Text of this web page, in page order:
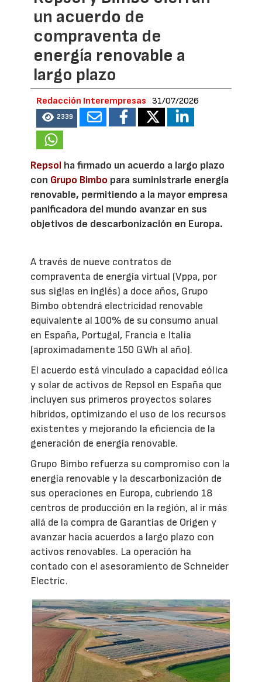
un acuerdo de
compraventa de
energía renovable a
largo plazo
Redacción Interempresas 31/07/2026
2339
Repsol ha firmado un acuerdo a largo plazo
con Grupo Bimbo para suministrarle energía
renovable, permitiendo a la mayor empresa
panificadora del mundo avanzar en sus
objetivos de descarbonización en Europa.
A través de nueve contratos de
compraventa de energía virtual (Vppa, por
sus siglas en inglés) a doce años, Grupo
Bimbo obtendrá electricidad renovable
equivalente al 100% de su consumo anual
en España, Portugal, Francia e Italia
(aproximadamente 150 GWh al año).
El acuerdo está vinculado a capacidad eólica
y solar de activos de Repsol en España que
incluyen sus primeros proyectos solares
híbridos, optimizando el uso de los recursos
existentes y mejorando la eficiencia de la
generación de energía renovable.
Grupo Bimbo refuerza su compromiso con la
energía renovable y la descarbonización de
sus operaciones en Europa, cubriendo 18
centros de producción en la región, al ir más
allá de la compra de Garantías de Origen y
avanzar hacia acuerdos a largo plazo con
activos renovables. La operación ha
contado con el asesoramiento de Schneider
Electric.